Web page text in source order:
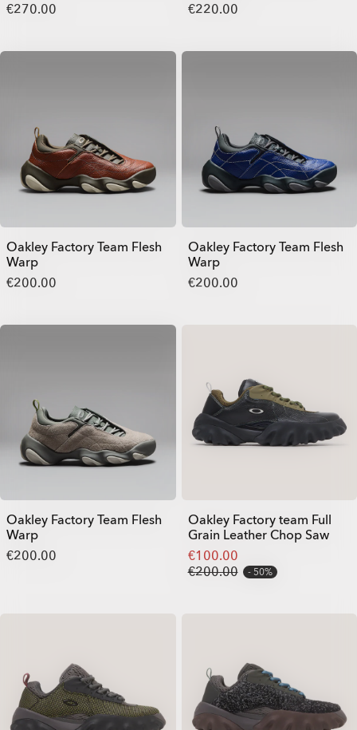
€270.00
€220.00
Oakley Factory Team Flesh
Warp
€200.00
Oakley Factory Team Flesh
Warp
€200.00
Oakley Factory Team Flesh
Warp
€200.00
Oakley Factory team Full
Grain Leather Chop Saw
€100.00
€200.00
50%